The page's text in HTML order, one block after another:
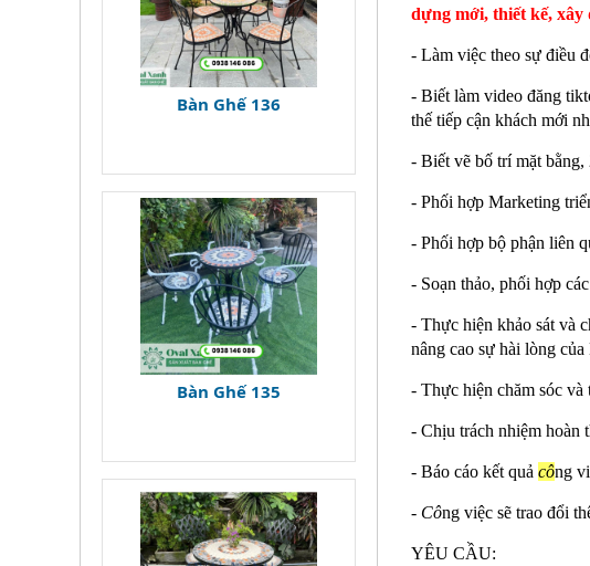
Bàn Ghế 136
Bàn Ghế 135
dựng mới, thiết kế,
- Làm việc theo sự điều
- Biết làm video đăng
thế tiếp cận khách mới
- Biết vẽ bố trí mặt
- Phối hợp Marketing
- Phối hợp bộ phận liên
- Soạn thảo, phối hợp
- Thực hiện khảo sát và
nâng cao sự hài lòng
- Thực hiện chăm sóc
- Chịu trách nhiệm hoàn
- Báo cáo kết quả công
- Công việc sẽ trao đổi
YÊU CẦU: